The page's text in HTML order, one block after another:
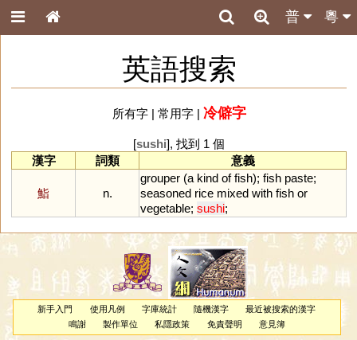
粵
普
英語搜索
所有字| 常用字| 冷僻字
[sushi], 找到 1 個
漢字
詞類 意義
鮨 n.
grouper (a kind of fish); fish paste;
seasoned rice mixed with fish or
vegetable; sushi;
新手入門 使用凡例 字庫統計 隨機漢字
最近被搜索的漢字
鳴謝
製作單位 私隱政策 免責聲明 意見簿